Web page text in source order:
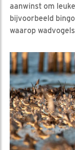
aanwinst om
bijvoorbeeld
waarop